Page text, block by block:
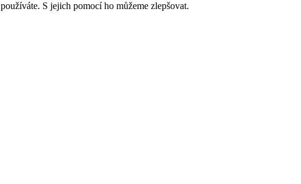
S jejich pomocí ho můžeme zlepšovat.